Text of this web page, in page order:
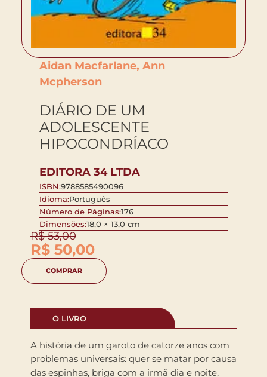
Aidan Macfarlane, Ann
Mcpherson
DIÁRIO DE UM
ADOLESCENTE
HIPOCONDRÍACO
EDITORA 34 LTDA
ISBN:9788585490096
Idioma:Português
Número de Páginas:176
Dimensões:18,0 × 13,0 cm
R$53,00
R$ 50,00
COMPRAR
O LIVRO
A história de um garoto de catorze anos com
problemas universais: quer se matar por causa
das espinhas, briga com a irmã dia e noite,